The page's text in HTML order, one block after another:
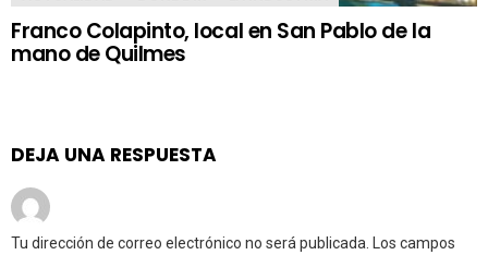
Franco Colapinto, local en San Pablo de la
mano de Quilmes
DEJA UNA RESPUESTA
Tu dirección de correo electrónico no será publicada. Los campos